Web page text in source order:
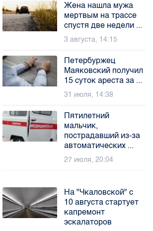
Жена нашла мужа
мертвым на трассе
спустя две недели ...
3 августа, 14:15
Петербуржец
Маяковский получил
15 суток ареста за ...
31 июля, 14:38
Пятилетний
мальчик,
пострадавший из-за
автоматических ...
27 июля, 20:04
На "Чкаловской" с
10 августа стартует
капремонт
эскалаторов